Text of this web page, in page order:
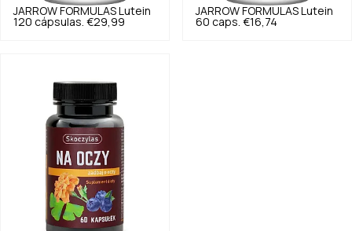
JARROW FORMULAS
Lutein
120 cápsulas. €29,99
JARROW FORMULAS
Lutein
60 caps. €16,74